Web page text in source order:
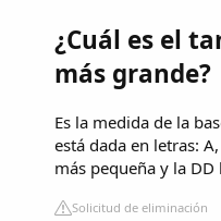
¿Cuál es el
más grande?
Es la medida de la
está dada en letras:
más pequeña y la DD
Solicitud de eliminación